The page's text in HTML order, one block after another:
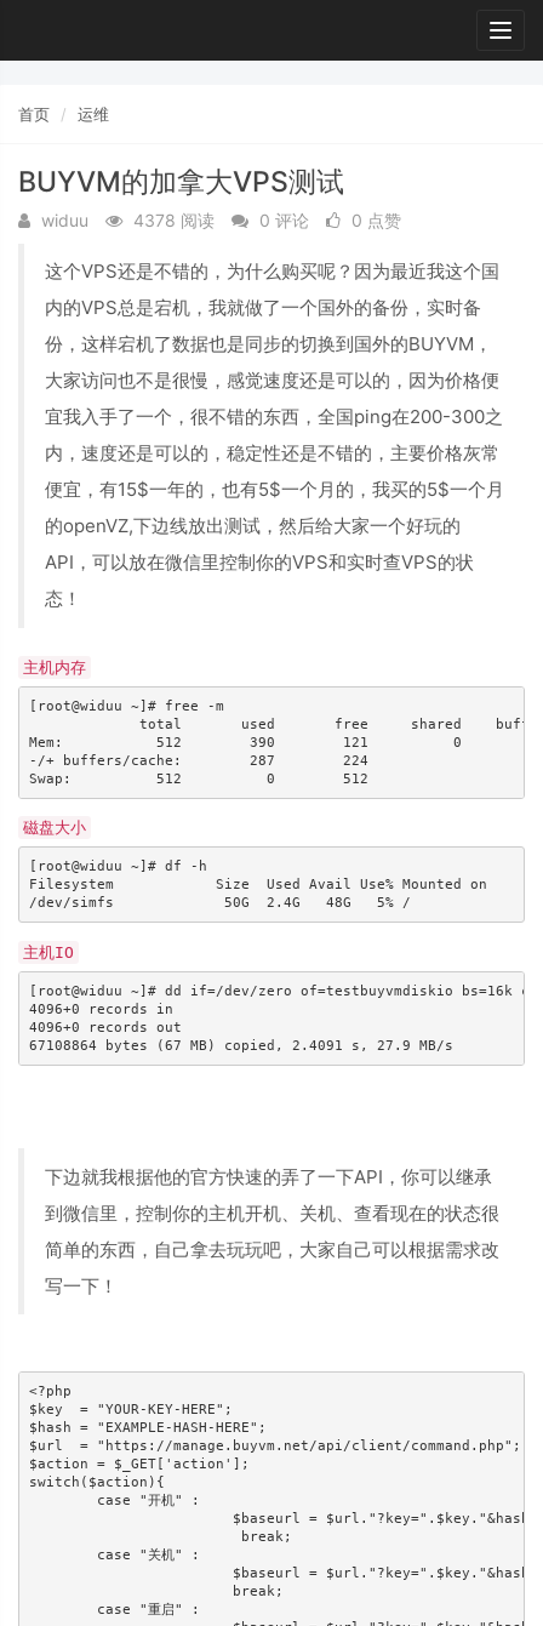
首页 运维
BUYVM的加拿大VPS测试
widuu 4378 阅读 0 评论 0 点赞
这个VPS还是不错的，为什么购买呢？因为最近我这个国
内的VPS总是宕机，我就做了一个国外的备份，实时备
份，这样宕机了数据也是同步的切换到国外的BUYVM，
大家访问也不是很慢，感觉速度还是可以的，因为价格便
宜我入手了一个，很不错的东西，全国ping在200-300之
内，速度还是可以的，稳定性还是不错的，主要价格灰常
便宜，有15$一年的，也有5$一个月的，我买的5$一个月
的openVZ,下边线放出测试，然后给大家一个好玩的
API，可以放在微信里控制你的VPS和实时查VPS的状
态！
主机内存
[root@widuu ~]# free -m
total       used       free     shared
Mem:           512        390        121          0
-/+ buffers/cache:        287        224
磁盘大小
[root@widuu ~]# df -h
Filesystem            Size  Used Avail Use% Mounted on
主机IO
[root@widuu ~]# dd if=/dev/zero of=testbuyvmdiskio bs=16k
4096+0 records in
4096+0 records out
下边就我根据他的官方快速的弄了一下API，你可以继承
到微信里，控制你的主机开机、关机、查看现在的状态很
简单的东西，自己拿去玩玩吧，大家自己可以根据需求改
写一下！
<?php
$key  = "YOUR-KEY-HERE";
$hash = "EXAMPLE-HASH-HERE";
$url  = "https://manage.buyvm.net/api/client/command.php";
$action = $_GET['action'];
switch($action){